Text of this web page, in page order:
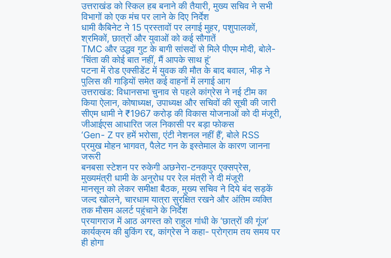
उत्तराखंड को स्किल हब बनाने की तैयारी, मुख्य सचिव ने सभी
विभागों को एक मंच पर लाने के दिए निर्देश
धामी कैबिनेट ने 15 प्रस्तावों पर लगाई मुहर, पशुपालकों,
श्रमिकों, छात्रों और युवाओं को कई सौगातें
TMC और उद्धव गुट के बागी सांसदों से मिले पीएम मोदी, बोले-
‘चिंता की कोई बात नहीं, मैं आपके साथ हूं’
पटना में रोड एक्सीडेंट में युवक की मौत के बाद बवाल, भीड़ ने
पुलिस की गाड़ियों समेत कई वाहनों में लगाई आग
उत्तराखंड: विधानसभा चुनाव से पहले कांग्रेस ने नई टीम का
किया ऐलान, कोषाध्यक्ष, उपाध्यक्ष और सचिवों की सूची की जारी
सीएम धामी ने ₹1967 करोड़ की विकास योजनाओं को दी मंजूरी,
जीआईएस आधारित जल निकासी पर बड़ा फोकस
‘Gen- Z पर हमें भरोसा, एंटी नेशनल नहीं हैं’, बोले RSS
प्रमुख मोहन भागवत, पैलेट गन के इस्तेमाल के कारण जानना
जरूरी
बनबसा स्टेशन पर रुकेगी अछनेरा-टनकपुर एक्सप्रेस,
मुख्यमंत्री धामी के अनुरोध पर रेल मंत्री ने दी मंजूरी
मानसून को लेकर समीक्षा बैठक, मुख्य सचिव ने दिये बंद सड़कें
जल्द खोलने, चारधाम यात्रा सुरक्षित रखने और अंतिम व्यक्ति
तक मौसम अलर्ट पहुंचाने के निर्देश
प्रयागराज में आठ अगस्त को राहुल गांधी के ‘छात्रों की गूंज’
कार्यक्रम की बुकिंग रद्द, कांग्रेस ने कहा- प्रोग्राम तय समय पर
ही होगा